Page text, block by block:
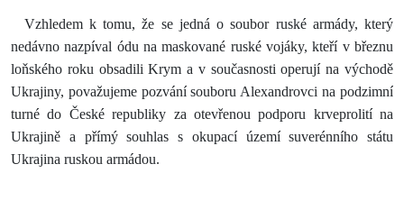
Vzhledem k tomu, že se jedná o soubor ruské armády, který
nedávno nazpíval ódu na maskované ruské vojáky, kteří v březnu
loňského roku obsadili Krym a v současnosti operují na východě
Ukrajiny, považujeme pozvání souboru Alexandrovci na podzimní
turné do České republiky za otevřenou podporu krveprolití na
Ukrajině a přímý souhlas s okupací území suverénního státu
Ukrajina ruskou armádou.